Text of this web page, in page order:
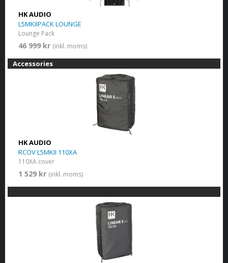
HK AUDIO
L5MKIIPACK LOUNGE
Lounge Pack
46 999 kr (inkl. moms)
Accessories
HK AUDIO
RCOV L5MKII 110XA
110XA cover
1 529 kr (inkl. moms)